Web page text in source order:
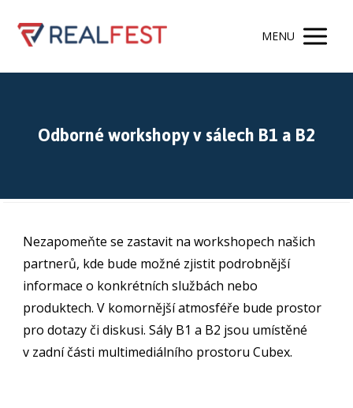
MENU
Odborné workshopy v sálech B1 a B2
Nezapomeňte se zastavit na workshopech našich
partnerů, kde bude možné zjistit podrobnější
informace o konkrétních službách nebo
produktech. V komornější atmosféře bude prostor
pro dotazy či diskusi. Sály B1 a B2 jsou umístěné
v zadní části multimediálního prostoru Cubex.